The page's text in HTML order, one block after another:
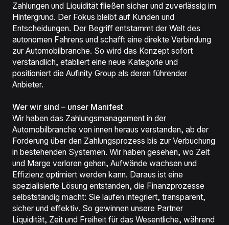
Zahlungen und Liquidität fließen sicher und zuverlässig im
Hintergrund. Der Fokus bleibt auf Kunden und
Entscheidungen. Der Begriff entstammt der Welt des
autonomen Fahrens und schafft eine direkte Verbindung
zur Automobilbranche. So wird das Konzept sofort
verständlich, etabliert eine neue Kategorie und
positioniert die Aufinity Group als deren führender
Anbieter.
Wer wir sind – unser Manifest
Wir haben das Zahlungsmanagement in der
Automobilbranche von innen heraus verstanden, ab der
Forderung über den Zahlungsprozess bis zur Verbuchung
in bestehenden Systemen. Wir haben gesehen, wo Zeit
und Marge verloren gehen, Aufwände wachsen und
Effizienz optimiert werden kann. Daraus ist eine
spezialisierte Lösung entstanden, die Finanzprozesse
selbstständig macht: Sie laufen integriert, transparent,
sicher und effektiv. So gewinnen unsere Partner
Liquidität, Zeit und Freiheit für das Wesentliche, während